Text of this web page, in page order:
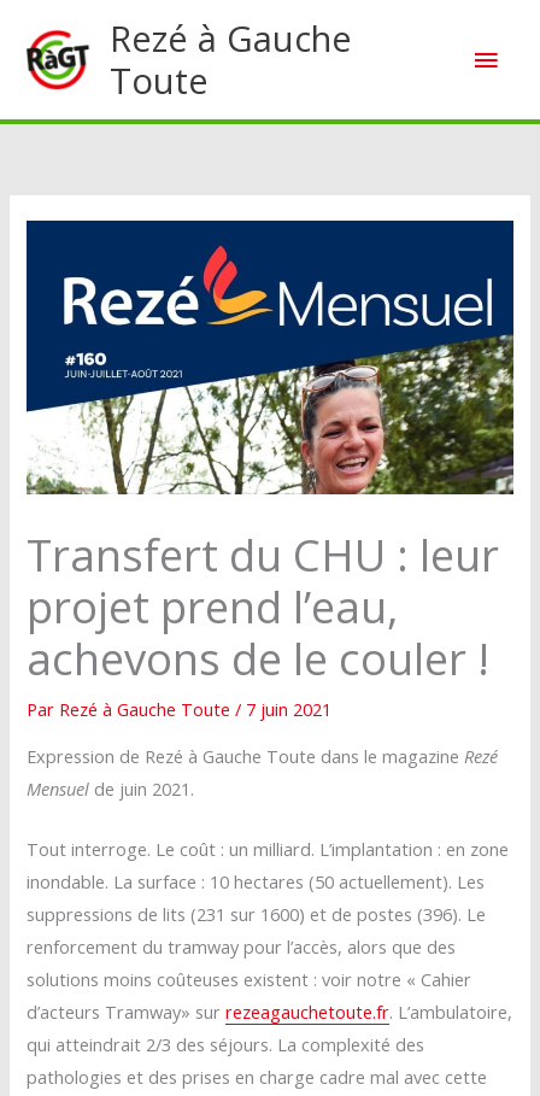
contenu
Rezé à Gauche
Toute
Transfert du CHU : leur
projet prend l’eau,
achevons de le couler !
Par Rezé à Gauche Toute/ 7 juin 2021
Expression de Rezé à Gauche Toute dans le magazine Rezé
Mensuel de juin 2021.
Tout interroge. Le coût : un milliard. L’implantation : en zone
inondable. La surface : 10 hectares (50 actuellement). Les
suppressions de lits (231 sur 1600) et de postes (396). Le
renforcement du tramway pour l’accès, alors que des
solutions moins coûteuses existent : voir notre « Cahier
d’acteurs Tramway» surrezeagauchetoute.fr. L’ambulatoire,
qui atteindrait 2/3 des séjours. La complexité des
pathologies et des prises en charge cadre mal avec cette